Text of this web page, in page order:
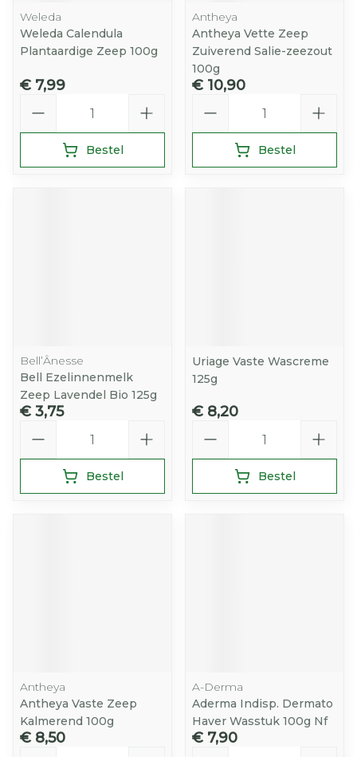
Weleda
Weleda Calendula
Plantaardige Zeep 100g
€ 7,99
Bestel
Antheya
Antheya Vette Zeep
Zuiverend Salie-zeezout
100g
€ 10,90
Bestel
Bell’Ânesse
Bell Ezelinnenmelk
Zeep Lavendel Bio 125g
€ 3,75
Bestel
Uriage Vaste Wascreme
125g
€ 8,20
Bestel
Antheya
Antheya Vaste Zeep
Kalmerend 100g
€ 8,50
A-Derma
Aderma Indisp. Dermato
Haver Wasstuk 100g Nf
€ 7,90